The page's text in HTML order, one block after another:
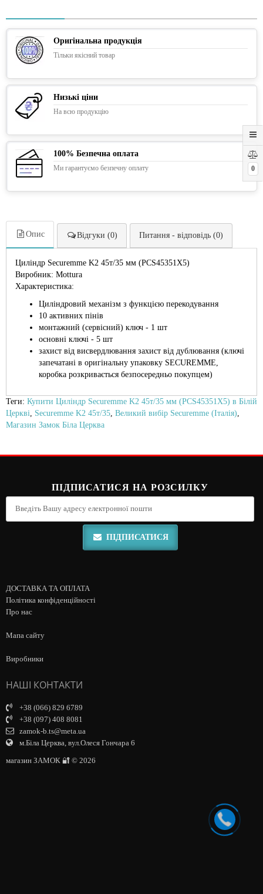
0
Оригінальна продукція
Тільки якісний товар
Низькі ціни
На всю продукцію
100% Безпечна оплата
Ми гарантуємо безпечну оплату
Опис Відгуки (0) Питання - відповідь (0)
Циліндр Securemme K2 45т/35 мм (PCS45351X5)
Виробник: Mottura
Характеристика:
Циліндровий механізм з функцією перекодування
10 активних пінів
монтажний (сервісний) ключ - 1 шт
основні ключі - 5 шт
захист від висвердлювання захист від дублювання (ключі
запечатані в оригінальну упаковку SECUREMME,
коробка розкривається безпосередньо покупцем)
Теги: Купити Циліндр Securemme K2 45т/35 мм (PCS45351X5) в Білій
Церкві
Securemme K2 45т/35 Великий вибір Securemme (Італія)
Магазин Замок Біла Церква
ПІДПИСАТИСЯ НА РОЗСИЛКУ
ПІДПИСАТИСЯ
ДОСТАВКА ТА ОПЛАТА
Політика конфіденційності
Про нас
Мапа сайту
Виробники
НАШІ КОНТАКТИ
+38 (066) 829 6789
+38 (097) 408 8081
zamok-b.ts@meta.ua
м.Біла Церква, вул.Олеся Гончара 6
магазин ЗАМОК 🔐 © 2026